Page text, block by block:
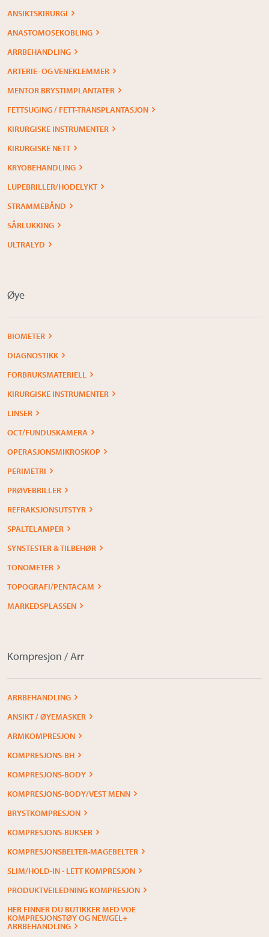
ANSIKTSKIRURGI
ANASTOMOSEKOBLING
ARRBEHANDLING
ARTERIE- OG VENEKLEMMER
MENTOR BRYSTIMPLANTATER
FETTSUGING / FETT-TRANSPLANTASJON
KIRURGISKE INSTRUMENTER
KIRURGISKE NETT
KRYOBEHANDLING
LUPEBRILLER/HODELYKT
STRAMMEBÅND
SÅRLUKKING
ULTRALYD
Øye
BIOMETER
DIAGNOSTIKK
FORBRUKSMATERIELL
KIRURGISKE INSTRUMENTER
LINSER
OCT/FUNDUSKAMERA
OPERASJONSMIKROSKOP
PERIMETRI
PRØVEBRILLER
REFRAKSJONSUTSTYR
SPALTELAMPER
SYNSTESTER & TILBEHØR
TONOMETER
TOPOGRAFI/PENTACAM
MARKEDSPLASSEN
Kompresjon / Arr
ARRBEHANDLING
ANSIKT / ØYEMASKER
ARMKOMPRESJON
KOMPRESJONS-BH
KOMPRESJONS-BODY
KOMPRESJONS-BODY/VEST MENN
BRYSTKOMPRESJON
KOMPRESJONS-BUKSER
KOMPRESJONSBELTER-MAGEBELTER
SLIM/HOLD-IN - LETT KOMPRESJON
PRODUKTVEILEDNING KOMPRESJON
HER FINNER DU BUTIKKER MED VOE
KOMPRESJONSTØY OG NEWGEL+
ARRBEHANDLING